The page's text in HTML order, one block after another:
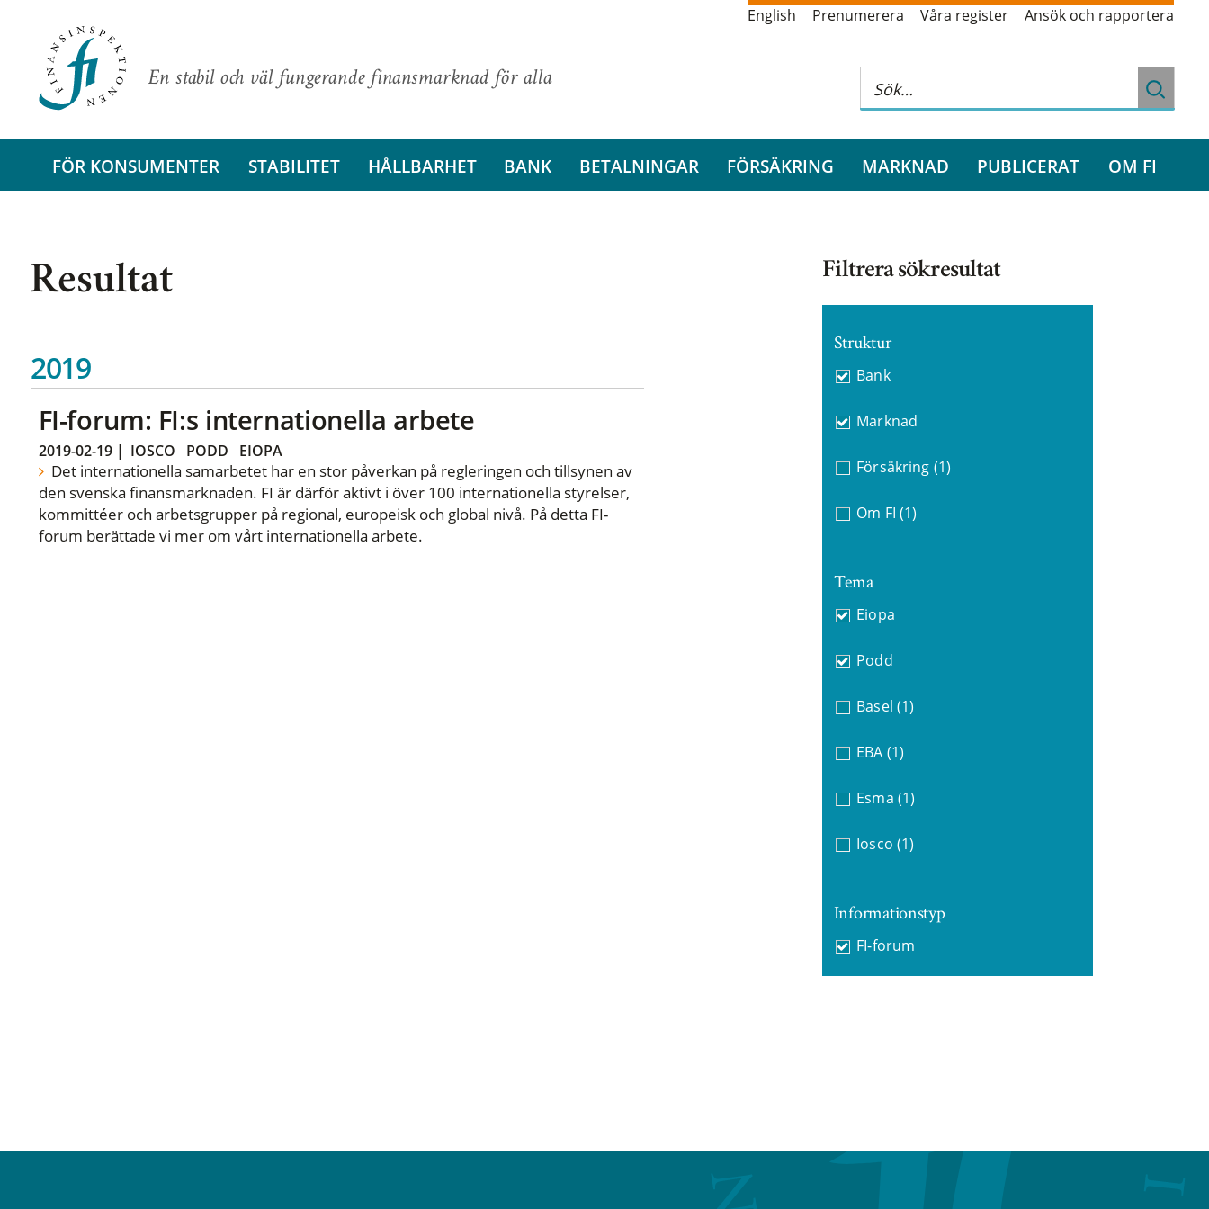
En stabil och väl fungerande finansmarknad för alla
English Prenumerera Våra register Ansök och rapportera
FÖR KONSUMENTER STABILITET HÅLLBARHET BANK BETALNINGAR FÖRSÄKRING MARKNAD PUBLICERAT OM FI
Resultat
2019
FI-forum: FI:s internationella arbete
2019-02-19| IOSCO PODD EIOPA
Det internationella samarbetet har en stor påverkan på regleringen och tillsynen av
den svenska finansmarknaden. FI är därför aktivt i över 100 internationella styrelser,
kommittéer och arbetsgrupper på regional, europeisk och global nivå. På detta FI-
forum berättade vi mer om vårt internationella arbete.
Filtrera sökresultat
Struktur
Bank
Marknad
Försäkring (1)
Om FI (1)
Tema
Eiopa
Podd
Basel (1)
EBA (1)
Esma (1)
Iosco (1)
Informationstyp
FI-forum